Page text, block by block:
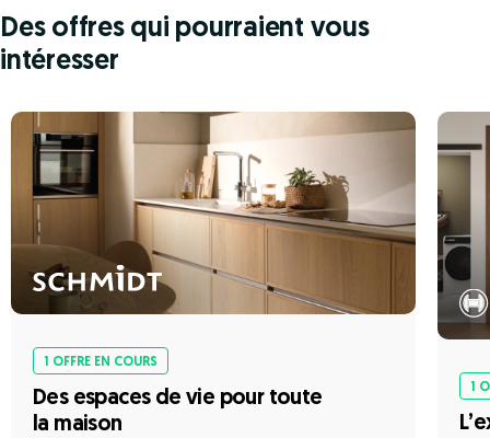
Des offres qui pourraient vous
intéresser
1 OFFRE EN COURS
Des espaces de vie pour toute
la maison
1